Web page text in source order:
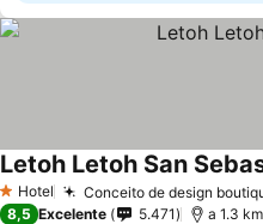
1 Estrelas
Hotel Conceito de design
Letoh Letoh San
8,5 Excelente 5.471 a 1.3